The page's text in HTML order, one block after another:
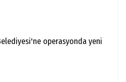
operasyonda yeni